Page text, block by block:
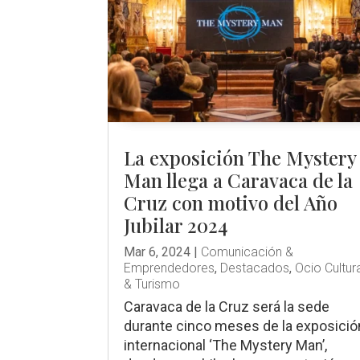
La exposición The Mystery
Man llega a Caravaca de la
Cruz con motivo del Año
Jubilar 2024
Mar 6, 2024 | Comunicación &
Emprendedores, Destacados, Ocio
& Turismo
Caravaca de la Cruz será la sede
durante cinco meses de la
internacional ‘The Mystery Man’,